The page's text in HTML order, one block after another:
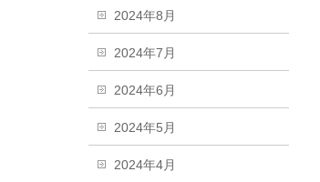
2024年8月
2024年7月
2024年6月
2024年5月
2024年4月